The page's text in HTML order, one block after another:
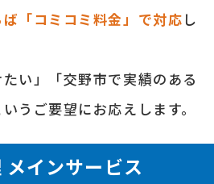
「コミコミ料⾦」で対応 し
たい」「交野市で実績のある
うご要望にお応えします。
インサービス